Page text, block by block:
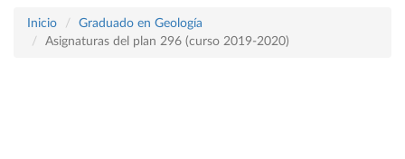
Inicio
Graduado en Geología
Asignaturas del plan 296 (curso 2019-2020)